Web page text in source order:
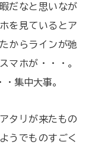
だなと思いなが
を見ているとア
からラインが弛
マホが・・・。
集中大事。
タリが来たもの
うでものすごく